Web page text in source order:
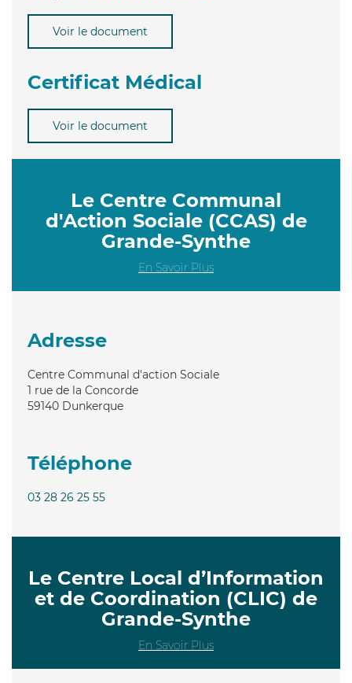
Voir le document
Certificat Médical
Voir le document
Le Centre Communal
d'Action Sociale (CCAS) de
Grande-Synthe
En Savoir Plus
Adresse
Centre Communal d'action Sociale
1 rue de la Concorde
59140 Dunkerque
Téléphone
03 28 26 25 55
Le Centre Local d’Information
et de Coordination (CLIC) de
Grande-Synthe
En Savoir Plus